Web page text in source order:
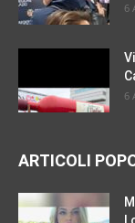
6
6
ARTICOLI